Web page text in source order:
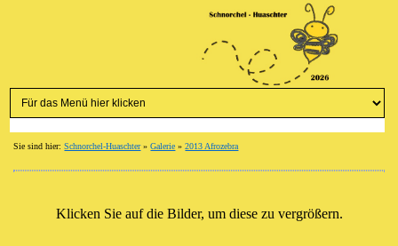
Sie sind hier:Schnorchel-Huaschter»Galerie »2013 Afrozebra
Klicken Sie auf die Bilder, um diese zu vergrößern.